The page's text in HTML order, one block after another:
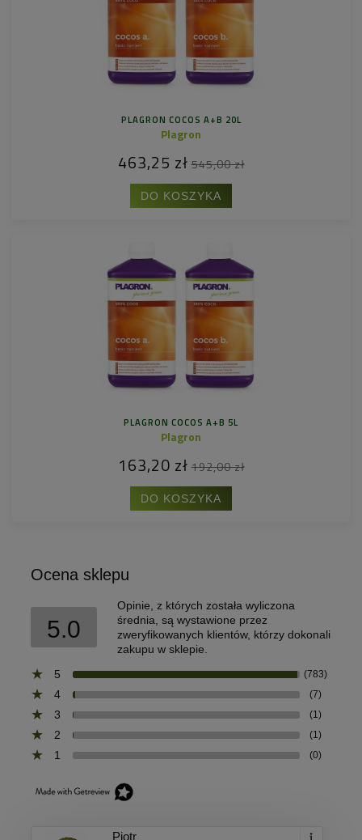
PLAGRON COCOS A+B 20L
Plagron
463,25 zł 545,00 zł
DO KOSZYKA
PLAGRON COCOS A+B 5L
Plagron
163,20 zł 192,00 zł
DO KOSZYKA
Ocena sklepu
5.0
Opinie, z których została wyliczona
średnia, są wystawione przez
zweryfikowanych klientów, którzy dokonali
zakupu w sklepie.
5
(783)
4 (7)
3 (1)
2 (1)
1 (0)
Piotr